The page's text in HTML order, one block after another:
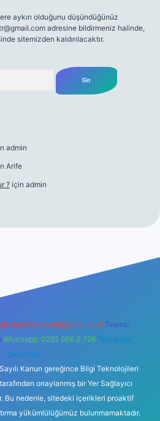
aykırı olduğunu düşündüğünüz
adresine bildirmeniz halinde,
sitemizden kaldırılacaktır.
admin
Arife
? için admin
backlinkpaneli@gmail.com Teams:
Whatsapp: 0262 606 0 726 Telegram:
@karabul
Kanun gereğince Bilgi Teknolojileri
onaylanmış bir Yer Sağlayıcı
Bu nedenle, sitedeki içerikleri proaktif
yükümlülüğümüz bulunmamaktadır.